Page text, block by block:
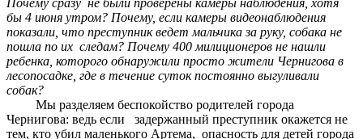
бы 4 июня утром? Почему, если камеры видеонаблюдения
показали, что преступник ведет мальчика за руку, собака не
пошла по их следам? Почему 400 милиционеров не нашли
ребенка, которого обнаружили просто жители Чернигова в
лесопосадке, где в течение суток постоянно выгуливали
собак?
Мы разделяем беспокойство родителей города
Чернигова: ведь если задержанный преступник окажется не
тем, кто убил маленького Артема, опасность для детей города